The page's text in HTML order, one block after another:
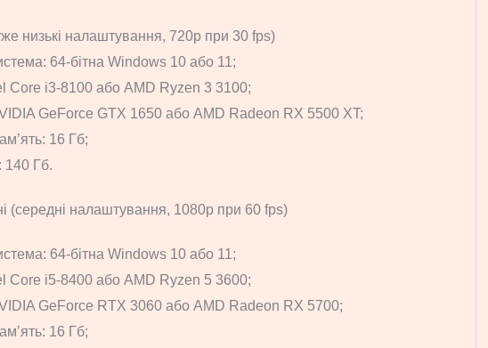
низькі налаштування, 720p при 30 fps)
64-бітна Windows 10 або 11;
Core i3-8100 або AMD Ryzen 3 3100;
GeForce GTX 1650 або AMD Radeon RX 5500 XT;
16 Гб;
140 Гб.
(середні налаштування, 1080p при 60 fps)
64-бітна Windows 10 або 11;
Core i5-8400 або AMD Ryzen 5 3600;
GeForce RTX 3060 або AMD Radeon RX 5700;
16 Гб;